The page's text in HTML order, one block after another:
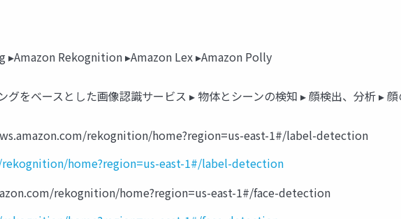
▸Amazon Rekognition ▸Amazon Lex ▸Amazon Polly
をベースとした画像認識サービス ▸ 物体とシーンの検知 ▸ 顔検出、分析 ▸
rekognition/home?region=us-east-1#/label-detection
home?region=us-east-1#/label-detection
rekognition/home?region=us-east-1#/face-detection